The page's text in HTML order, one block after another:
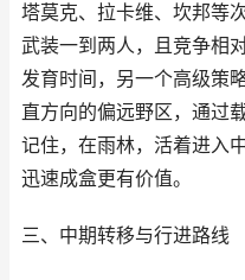
塔莫克、拉卡维、坎邦等
武装一到两人，且竞争相
发育时间，另一个高级策
直方向的偏远野区，通过
记住，在雨林，活着进入
迅速成盒更有价值。
三、中期转移与行进路线